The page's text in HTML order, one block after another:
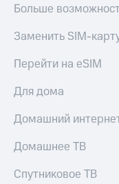
Больше
Заменить SIM-
Перейти на eSIM
Для дома
Домашний
Домашнее ТВ
Спутниковое ТВ